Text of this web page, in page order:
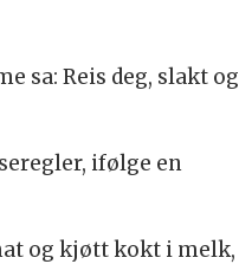
sa: Reis deg, slakt og
ifølge en
og kjøtt kokt i melk,